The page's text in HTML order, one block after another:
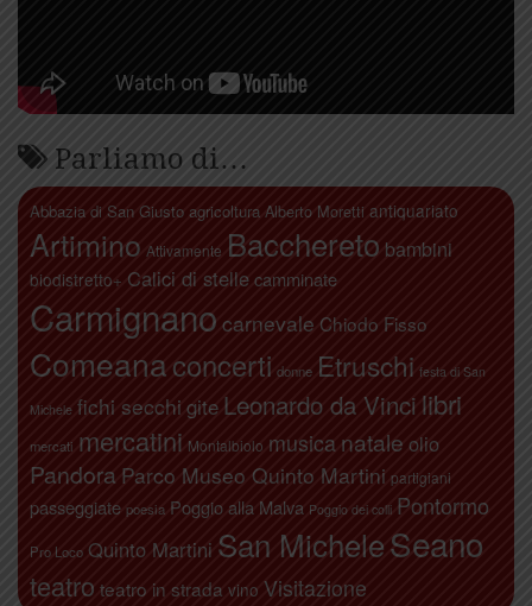
Parliamo di…
Abbazia di San Giusto agricoltura Alberto Moretti antiquariato
Artimino Attivamente Bacchereto bambini
biodistretto+ Calici di stelle camminate
Carmignano carnevale Chiodo Fisso
Comeanaconcerti donne Etruschi festa di San
Michele fichi secchi gite Leonardo da Vinci libri
mercati mercatini Montalbiolo musica natale olio
Pandora Parco Museo Quinto Martini partigiani
passeggiate poesia Poggio alla Malva Poggio dei colli Pontormo
Pro Loco Quinto Martini San MicheleSeano
teatro teatro in strada vino Visitazione